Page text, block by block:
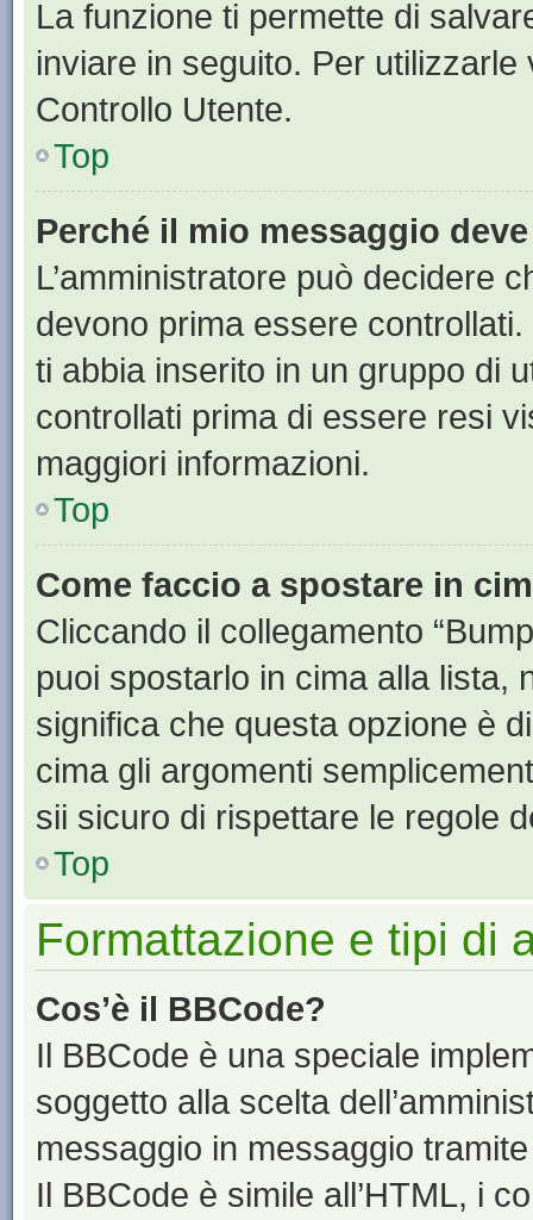
La funzione ti permette di
inviare in seguito. Per utilizzarle
Controllo Utente.
Top
Perché il mio messaggio
L’amministratore può decidere
devono prima essere
ti abbia inserito in un gruppo di
controllati prima di essere resi
maggiori informazioni.
Top
Come faccio a spostare in
Cliccando il collegamento
puoi spostarlo in cima alla lista,
significa che questa opzione è
cima gli argomenti
sii sicuro di rispettare le regole
Top
Formattazione e tipi di
Cos’è il BBCode?
Il BBCode è una speciale
soggetto alla scelta
messaggio in messaggio
Il BBCode è simile all’HTML, i